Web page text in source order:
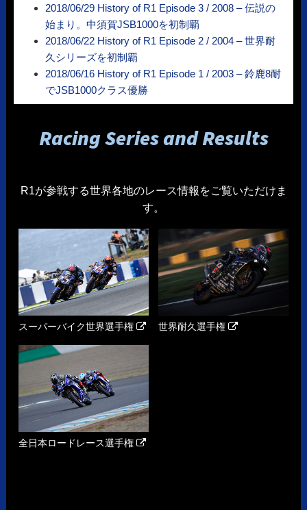
2018/06/29 History of R1 Episode 3 / 2008 – 伝説の
始まり。中須賀JSB1000を初制覇
2018/06/22 History of R1 Episode 2 / 2004 – 世界耐
久シリーズを初制覇
2018/06/16 History of R1 Episode 1 / 2003 – 鈴鹿8耐
でJSB1000クラス優勝
Racing Series and Results
R1が参戦する世界各地のレース情報をご覧いただけま
す。
スーパーバイク世界選手権 世界耐久選手権
全日本ロードレース選手権